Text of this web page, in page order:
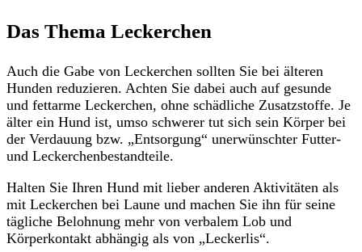
Das Thema Leckerchen
Auch die Gabe von Leckerchen sollten Sie bei älteren
Hunden reduzieren. Achten Sie dabei auch auf gesunde
und fettarme Leckerchen, ohne schädliche Zusatzstoffe. Je
älter ein Hund ist, umso schwerer tut sich sein Körper bei
der Verdauung bzw. „Entsorgung“ unerwünschter Futter-
und Leckerchenbestandteile.
Halten Sie Ihren Hund mit lieber anderen Aktivitäten als
mit Leckerchen bei Laune und machen Sie ihn für seine
tägliche Belohnung mehr von verbalem Lob und
Körperkontakt abhängig als von „Leckerlis“.